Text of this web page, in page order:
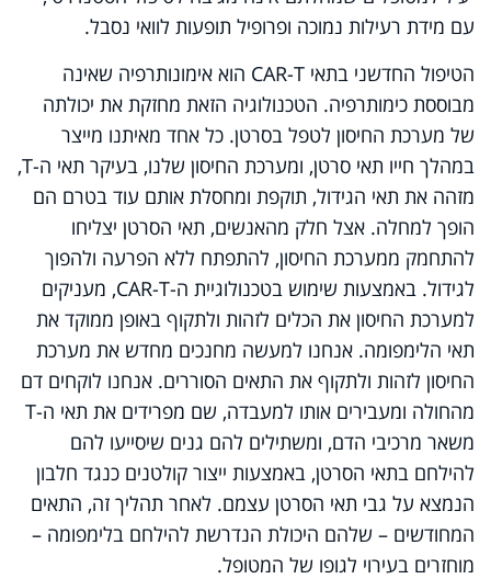
עם מידת רעילות נמוכה ופרופיל תופעות לוואי נסבל.
הטיפול החדשני בתאי CAR-T הוא אימונותרפיה שאינה
מבוססת כימותרפיה. הטכנולוגיה הזאת מחזקת את יכולתה
של מערכת החיסון לטפל בסרטן. כל אחד מאיתנו מייצר
במהלך חייו תאי סרטן, ומערכת החיסון שלנו, בעיקר תאי ה-T
,
מזהה את תאי הגידול, תוקפת ומחסלת אותם עוד בטרם הם
הופך למחלה. אצל חלק מהאנשים, תאי הסרטן יצליחו
להתחמק ממערכת החיסון, להתפתח ללא הפרעה ולהפוך
לגידול. באמצעות שימוש בטכנולוגיית ה-CAR-T, מעניקים
למערכת החיסון את הכלים לזהות ולתקוף באופן ממוקד את
תאי הלימפומה. אנחנו למעשה מחנכים מחדש את מערכת
החיסון לזהות ולתקוף את התאים הסוררים. אנחנו לוקחים דם
מהחולה ומעבירים אותו למעבדה, שם מפרידים את תאי ה-T
משאר מרכיבי הדם, ומשתילים להם גנים שיסייעו להם
להילחם בתאי הסרטן, באמצעות ייצור קולטנים כנגד חלבון
הנמצא על גבי תאי הסרטן עצמם. לאחר תהליך זה, התאים
המחודשים – שלהם היכולת הנדרשת להילחם בלימפומה –
מוחזרים בעירוי לגופו של המטופל.